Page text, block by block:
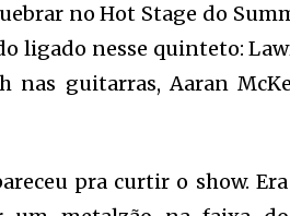
no Hot Stage do
ligado nesse quinteto:
nas guitarras, Aaran
pra curtir o show.